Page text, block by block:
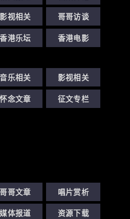
影视相关 哥哥访谈
香港乐坛 香港电影
音乐相关 影视相关
怀念文章 征文专栏
哥哥文章 唱片赏析
媒体报道 资源下载